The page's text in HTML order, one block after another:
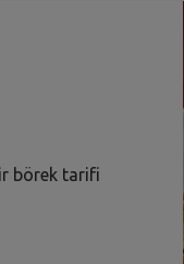
börek tarifi